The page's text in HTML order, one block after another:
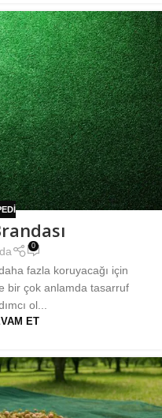
0
fazla koruyacağı için
bir çok anlamda tasarruf
ol...
ET